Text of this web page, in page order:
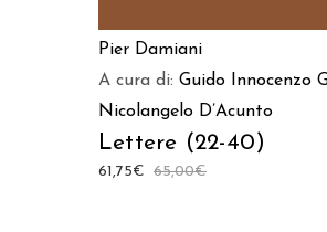
Pier Damiani
A cura di: Guido Innocenzo
Nicolangelo D’Acunto
Lettere (22-40)
65,00€
61,75€